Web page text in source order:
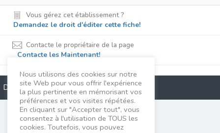
Vous gérez cet établissement ?
Demandez le droit d'éditer cette fiche!
Contacte le propriétaire de la page
Contacte les Maintenant!
Description
Maryse Gireau
Nous utilisons des cookies sur notre
site Web pour vous offrir l'expérience
la plus pertinente en mémorisant vos
préférences et vos visites répétées.
En cliquant sur "Accepter tout", vous
consentez à l'utilisation de TOUS les
cookies. Toutefois, vous pouvez